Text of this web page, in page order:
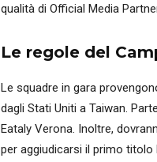
qualità di Official Media
Le regole del
Le squadre in gara
dagli Stati Uniti a Taiwan.
Eataly Verona. Inoltre,
per aggiudicarsi il primo titolo